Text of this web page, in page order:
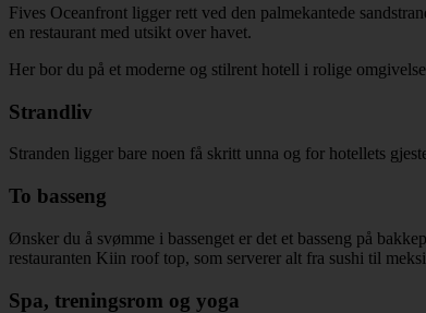
Fives Oceanfront ligger rett ved den palmekantede
en restaurant med utsikt over havet.
Her bor du på et moderne og stilrent hotell i rolige
Strandliv
Stranden ligger bare noen få skritt unna og for hotellets
To basseng
Ønsker du å svømme i bassenget er det et basseng på
restauranten Kiin roof top, som serverer alt fra sushi til
Spa, treningsrom og yoga